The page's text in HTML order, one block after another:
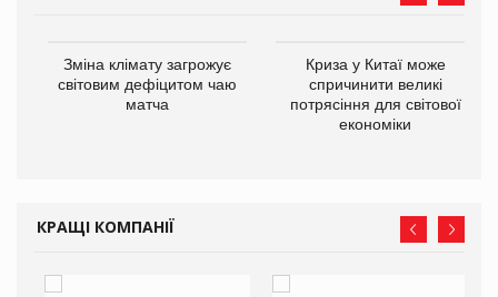
Зміна клімату загрожує
світовим дефіцитом чаю
матча
Криза у Китаї може
спричинити великі
потрясіння для світової
економіки
КРАЩІ КОМПАНІЇ